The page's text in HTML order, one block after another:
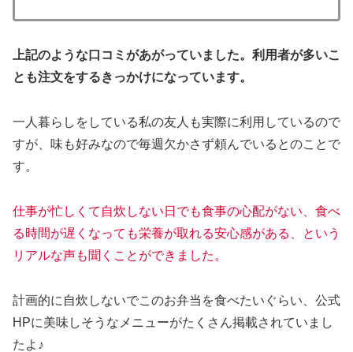
上記のような口コミがあがっていました。利用者が多いこ
とも注文をするきっかけになっています。
一人暮らしをしている私の友人も実際に利用しているので
すが、味も好みなので毎週欠かさず頼んでいるとのことで
す。
仕事が忙しくて自炊しない日でも食事の心配がない、食べ
る時間が遅くなっても栄養が取れる安心感がある、という
リアルな声も聞くことができました。
計画的に自炊しないでこのお弁当を食べたいぐらい、公式
HPに美味しそうなメニューがたくさん掲載されていまし
たよ♪